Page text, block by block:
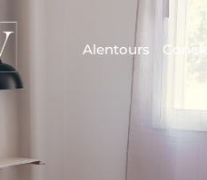
Alentours